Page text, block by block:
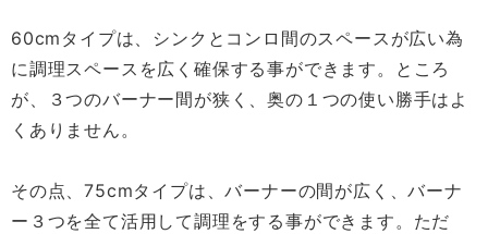
60cmタイプは、シンクとコンロ間のスペースが広い為
に調理スペースを広く確保する事ができます。ところ
が、３つのバーナー間が狭く、奥の１つの使い勝手はよ
くありません。
その点、75cmタイプは、バーナーの間が広く、バーナ
ー３つを全て活用して調理をする事ができます。ただ